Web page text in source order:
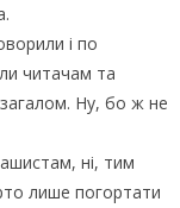
і по
читачам та
загалом. Ну, бо ж не
ні, тим
лише погортати